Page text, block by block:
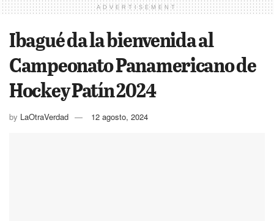
ADVERTISEMENT
Ibagué da la bienvenida al
Campeonato Panamericano de
Hockey Patín 2024
by LaOtraVerdad 12 agosto, 2024